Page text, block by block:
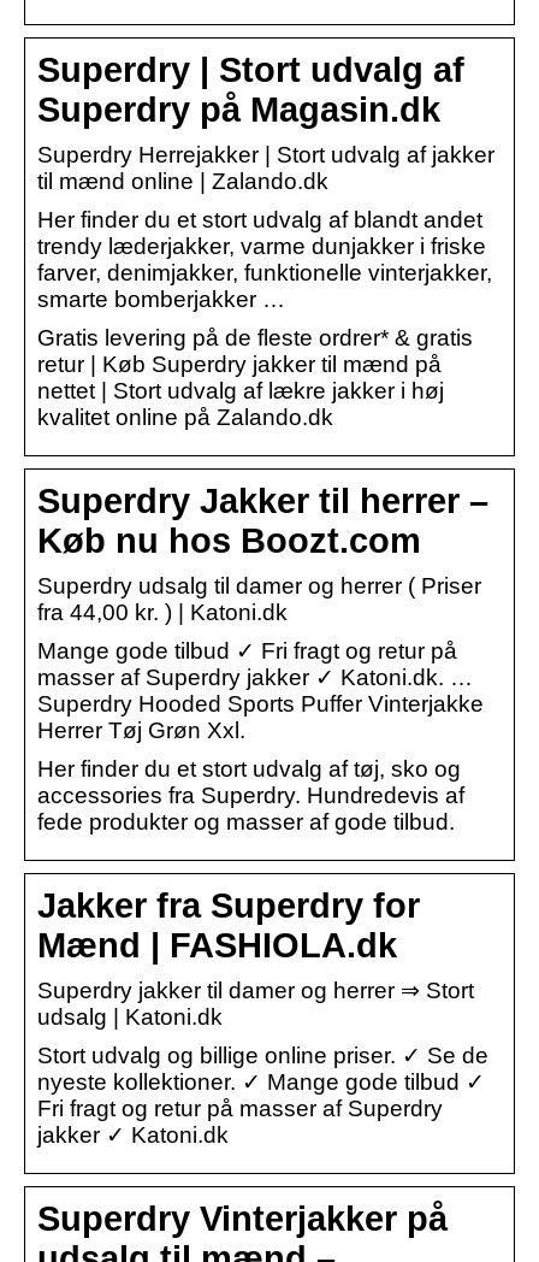
Superdry | Stort udvalg af
Superdry på Magasin.dk
Superdry Herrejakker | Stort udvalg af jakker
til mænd online | Zalando.dk
Her finder du et stort udvalg af blandt andet
trendy læderjakker, varme dunjakker i friske
farver, denimjakker, funktionelle vinterjakker,
smarte bomberjakker …
Gratis levering på de fleste ordrer* & gratis
retur | Køb Superdry jakker til mænd på
nettet | Stort udvalg af lækre jakker i høj
kvalitet online på Zalando.dk
Superdry Jakker til herrer –
Køb nu hos Boozt.com
Superdry udsalg til damer og herrer ( Priser
fra 44,00 kr. ) | Katoni.dk
Mange gode tilbud ✓ Fri fragt og retur på
masser af Superdry jakker ✓ Katoni.dk. …
Superdry Hooded Sports Puffer Vinterjakke
Herrer Tøj Grøn Xxl.
Her finder du et stort udvalg af tøj, sko og
accessories fra Superdry. Hundredevis af
fede produkter og masser af gode tilbud.
Jakker fra Superdry for
Mænd | FASHIOLA.dk
Superdry jakker til damer og herrer ⇒ Stort
udsalg | Katoni.dk
Stort udvalg og billige online priser. ✓ Se de
nyeste kollektioner. ✓ Mange gode tilbud ✓
Fri fragt og retur på masser af Superdry
jakker ✓ Katoni.dk
Superdry Vinterjakker på